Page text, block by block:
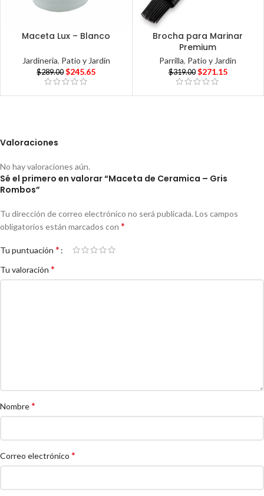
Maceta Lux – Blanco
Jardineria, Patio y Jardin
$289.00 $245.65
Brocha para Marinar
Premium
Parrilla, Patio y Jardin
$319.00 $271.15
Valoraciones
No hay valoraciones aún.
Sé el primero en valorar “Maceta de Ceramica – Gris
Rombos”
Tu dirección de correo electrónico no será publicada. Los campos
obligatorios están marcados con *
Tu puntuación *
Tu valoración *
Nombre*
Correo electrónico *